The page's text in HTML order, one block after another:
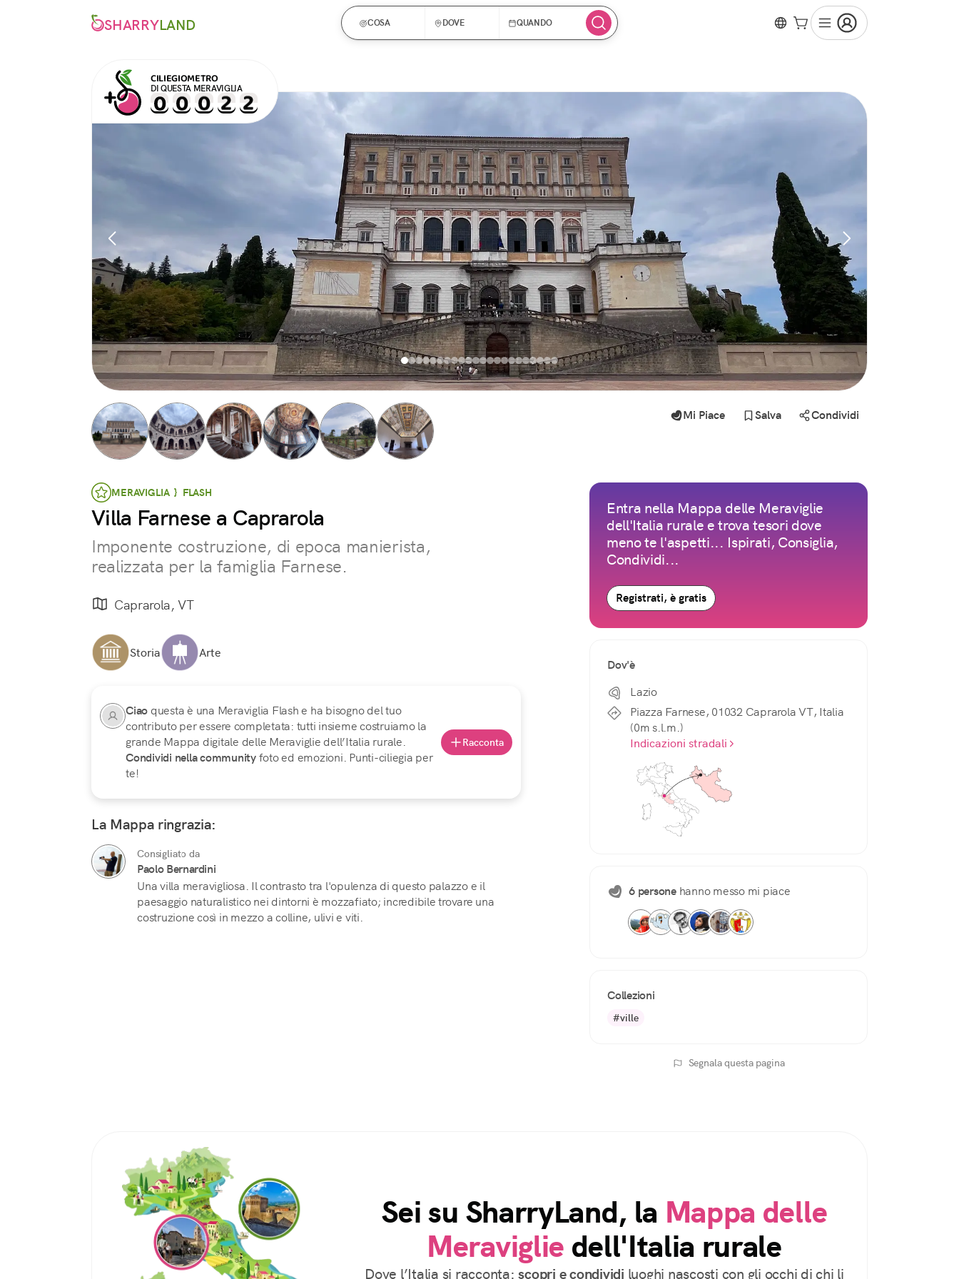
SHARRYLAND COSA DOVE QUANDO
CILIEGIOMETRO
DI QUESTA MERAVIGLIA
MERAVIGLIA } FLASH
Villa Farnese a Caprarola
Imponente costruzione, di epoca manierista,
realizzata per la famiglia Farnese.
Caprarola, VT
Storia Arte
Ciao questa è una Meraviglia Flash e ha bisogno del tuo
contributo per essere completata: tutti insieme costruiamo la
grande Mappa digitale delle Meraviglie dell’Italia rurale.
Condividi nella communityfoto ed emozioni. Punti-ciliegia per
te!
Racconta
La Mappa ringrazia:
Consigliato da
Paolo Bernardini
Una villa meravigliosa. Il contrasto tra l'opulenza di questo palazzo e il
paesaggio naturalistico nei dintorni è mozzafiato; incredibile trovare una
costruzione così in mezzo a colline, ulivi e viti.
Mi Piace Salva Condividi
Entra nella Mappa delle Meraviglie
dell'Italia rurale e trova tesori dove
meno te l'aspetti... Ispirati, Consiglia,
Condividi...
Registrati, è gratis
Dov'è
Lazio
Piazza Farnese, 01032 Caprarola VT, Italia
(0m s.l.m.)
Indicazioni stradali
6 personehanno messo mi piace
Collezioni
#ville
Segnala questa pagina
Sei su SharryLand, la Mappa delle
Meraviglie dell'Italia rurale
Dove l’Italia si racconta:scopri e condividi luoghi nascosti con gli occhi di chi li